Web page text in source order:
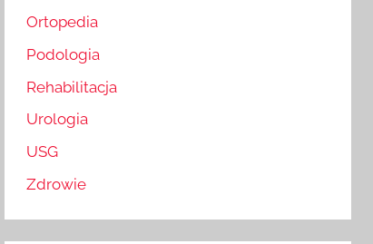
Ortopedia
Podologia
Rehabilitacja
Urologia
USG
Zdrowie